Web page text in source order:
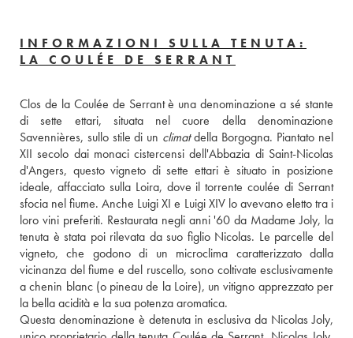
INFORMAZIONI SULLA TENUTA:
LA COULÉE DE SERRANT
Clos de la Coulée de Serrant è una denominazione a sé stante
di sette ettari, situata nel cuore della denominazione
Savennières, sullo stile di un climat della Borgogna. Piantato nel
XII secolo dai monaci cistercensi dell'Abbazia di Saint-Nicolas
d'Angers, questo vigneto di sette ettari è situato in posizione
ideale, affacciato sulla Loira, dove il torrente coulée di Serrant
sfocia nel fiume. Anche Luigi XI e Luigi XIV lo avevano eletto tra i
loro vini preferiti. Restaurata negli anni '60 da Madame Joly, la
tenuta è stata poi rilevata da suo figlio Nicolas. Le parcelle del
vigneto, che godono di un microclima caratterizzato dalla
vicinanza del fiume e del ruscello, sono coltivate esclusivamente
a chenin blanc (o pineau de la Loire), un vitigno apprezzato per
la bella acidità e la sua potenza aromatica.
Questa denominazione è detenuta in esclusiva da Nicolas Joly,